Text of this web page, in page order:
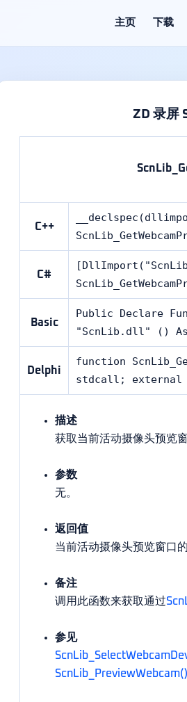
主页 下载
ZD 录屏
C++
C#
Basic
Public Declare
"ScnLib.dll" ()
Delphi
function
stdcall;
描述
获取当前活动摄像头预览
参数
无。
返回值
当前活动摄像头预览窗口
备注
调用此函数来获取通过
参见
ScnLib_PreviewWebcam()